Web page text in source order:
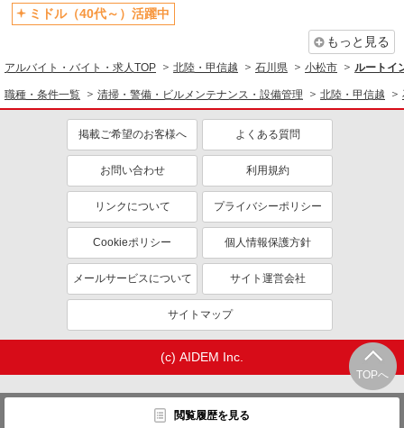
TOPへ
閲覧履歴を見る
ミドル（40代～）活躍中
もっと見る
アルバイト・バイト・求人TOP 北陸・甲信越 石川県 小松市 ルートイ
職種・条件一覧 清掃・警備・ビルメンテナンス・設備管理 北陸・甲信越
掲載ご希望のお客様へ よくある質問
お問い合わせ 利用規約
リンクについて プライバシーポリシー
Cookieポリシー 個人情報保護方針
メールサービスについて サイト運営会社
サイトマップ
(c) AIDEM Inc.